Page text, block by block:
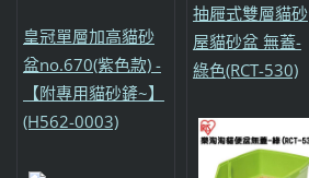
皇冠單層加高貓砂
盆no.670(紫色款) -
【附專用貓砂鏟~】
(H562-0003)
抽屜式雙層貓砂
屋貓砂盆 無蓋-
綠色(RCT-530)